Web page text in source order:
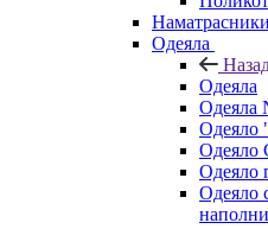
Наматрасники
Одеяла
Одеяла
Одеяла
Одеяло
Одеяло
Одеяло
Одеяло